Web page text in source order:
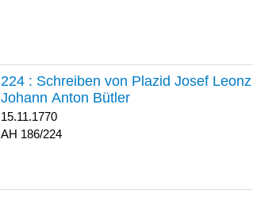
224 : Schreiben von Plazid Josef
Johann Anton Bütler
15.11.1770
186/224